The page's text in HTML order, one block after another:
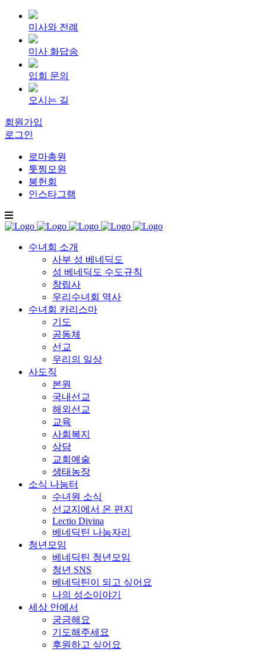
미사와 전례
미사 화답송
입회 문의
오시는 길
회원가입
로그인
로마총원
툿찡모원
봉헌회
인스타그램
수녀회 소개
사부 성 베네딕도
성 베네딕도 수도규칙
창립사
우리수녀회 역사
수녀회 카리스마
기도
공동체
선교
우리의 일상
사도직
본원
국내선교
해외선교
교육
사회복지
상담
교회예술
생태농장
소식 나눔터
수녀원 소식
선교지에서 온 편지
Lectio Divina
베네딕틴 나눔자리
청년모임
베네딕틴 청년모임
청년 SNS
베네딕틴이 되고 싶어요
나의 성소이야기
세상 안에서
궁금해요
기도해주세요
후원하고 싶어요